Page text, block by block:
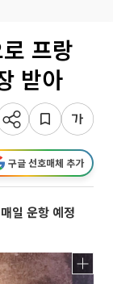
프랑
받아
구글 선호매체 추가
일 운항 예정